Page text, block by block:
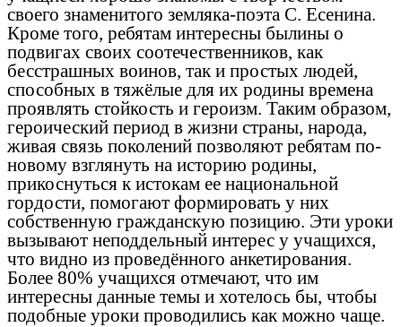
своего знаменитого земляка-поэта С. Есенина.
Кроме того, ребятам интересны былины о
подвигах своих соотечественников, как
бесстрашных воинов, так и простых людей,
способных в тяжёлые для их родины времена
проявлять стойкость и героизм. Таким образом,
героический период в жизни страны, народа,
живая связь поколений позволяют ребятам по-
новому взглянуть на историю родины,
прикоснуться к истокам ее национальной
гордости, помогают формировать у них
собственную гражданскую позицию. Эти уроки
вызывают неподдельный интерес у учащихся,
что видно из проведённого анкетирования.
Более 80% учащихся отмечают, что им
интересны данные темы и хотелось бы, чтобы
подобные уроки проводились как можно чаще.